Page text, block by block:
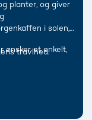
planter, og giver
i solen,
travlhed.
ønsker et enkelt,